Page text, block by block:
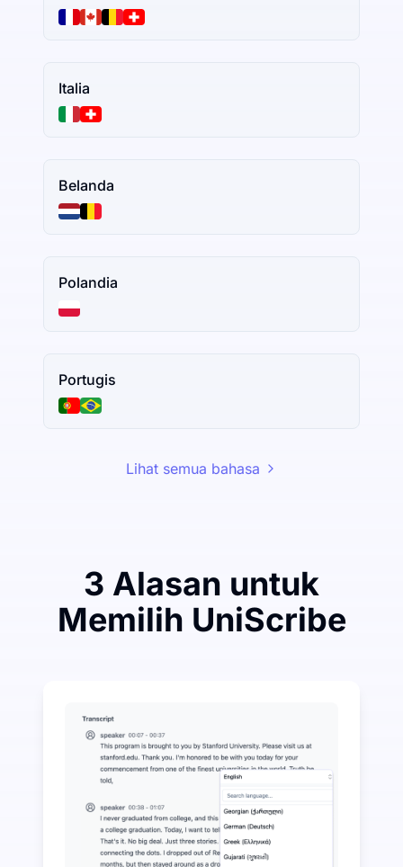
Italia
Belanda
Polandia
Portugis
Lihat semua bahasa
3 Alasan untuk
Memilih UniScribe
UniScribe menawarkan 120 menit transkripsi
Lebih Banyak Fitur AI Tersedia Selain Audio-ke-Teks
Secara otomatis menghasilkan ringkasan, peta